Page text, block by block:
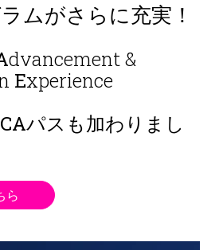
ムがさらに充実！
dvancement &
Experience
パスも加わりまし
ら